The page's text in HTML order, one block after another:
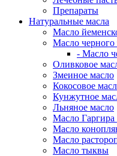
Препараты
Натуральные масла
Масло
Масло черного
- Масло
Оливковое
Змеиное масло
Кокосовое
Кунжутное
Льняное масло
Масло
Масло
Масло
Масло тыквы